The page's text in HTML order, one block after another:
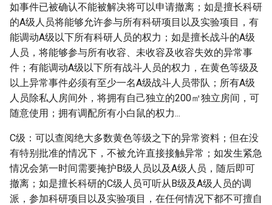
如事件已被确认不能被解决将可以申请撤离；如是擅长科研
的A级人员将能够允许参与所有科研项目以及实验项目，有
能调动A级以下所有科研人员的权力；如是擅长战斗的A级
人员，将能够参与所有收容、未收容及收容失效的异常事
件；有能调动A级以下所有战斗人员的权力，在黄色等级及
以上异常事件必须有至少一名A级战斗人员带队；所有A级
人员除私人房间外，将拥有自己独立的200㎡独立房间，可
随意使用；拥有调配所有小白鼠的权力...
C级：可以查阅绝大多数黄色等级之下的异常资料；但在没
有特别批准的情况下，不被允许直接接触异常；如发生紧急
情况会第一时间需要掩护B级人员以及A级人员，随后即可
撤离；如是擅长科研的C级人员可听从B级及A级人员的调
派，参加科研项目以及实验项目，在任何情况下都不可擅自